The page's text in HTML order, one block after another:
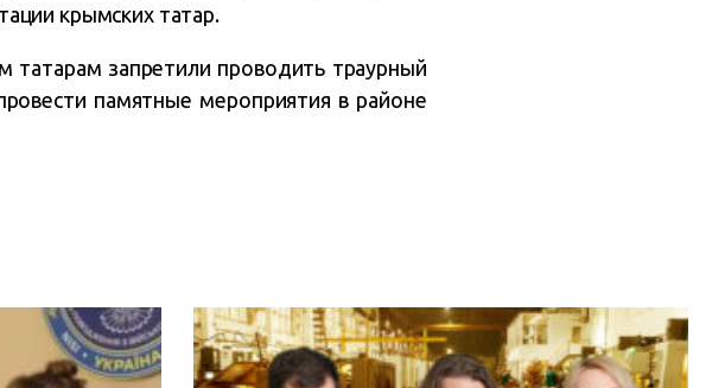
крымских татар.
татарам запретили проводить траурный
памятные мероприятия в районе